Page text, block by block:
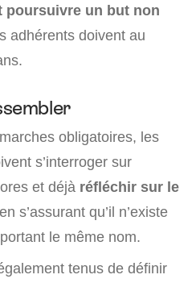
poursuivre un but non
adhérents doivent au
obligatoires, les
s’interroger sur
et déjà réfléchir sur le
s’assurant qu’il n’existe
le même nom.
tenus de définir